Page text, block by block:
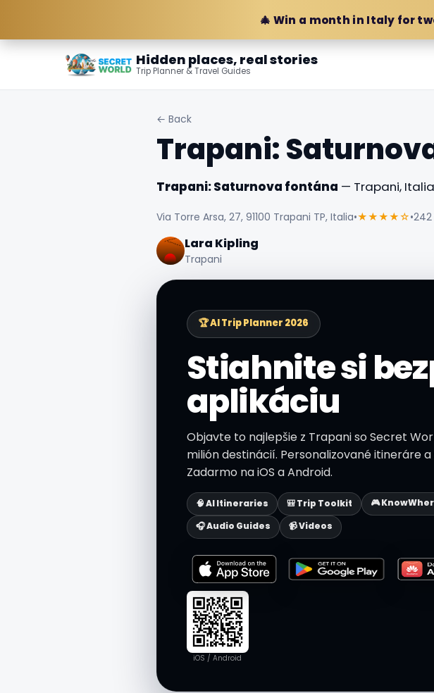
🎄 Win a month in Italy for
Hidden places, real stories
Trip Planner & Travel Guides
← Back
Trapani:
Trapani: Saturnova fontána — Trapani,
Via Torre Arsa, 27, 91100 Trapani TP, Italia•★★★★☆•242
Lara Kipling
Trapani
🏆 AI Trip Planner 2026
Stiahnite si
aplikáciu
Objavte to najlepšie z Trapani so Secret
milión destinácií. Personalizované itineráre
Zadarmo na iOS a Android.
🧠 AI Itineraries 🎒 Trip Toolkit
🎮
🎧 Audio Guides
📹 Videos
iOS / Android